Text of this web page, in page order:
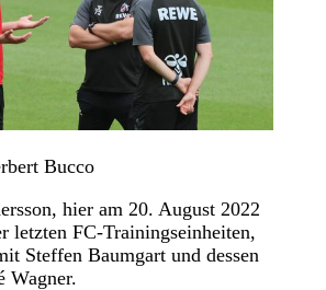
Bucco
hier am 20. August 2022
letzten FC-Trainingseinheiten,
Steffen Baumgart und dessen
Wagner.